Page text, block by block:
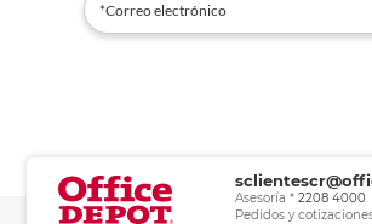
Asesoría *2208 4000
Pedidos y